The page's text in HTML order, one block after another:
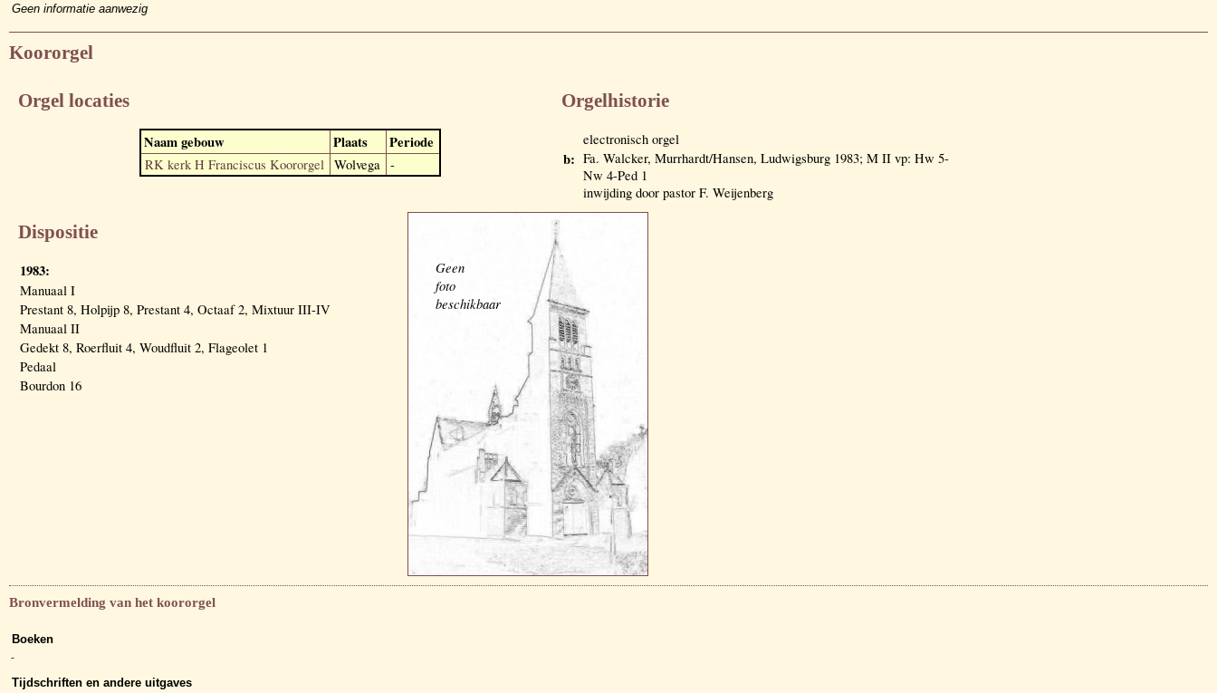
Geen informatie aanwezig
Koororgel
Orgel locaties
Naam gebouw Plaats Periode
RK kerk H Franciscus Koororgel Wolvega -
Orgelhistorie
electronisch orgel
b: Fa. Walcker, Murrhardt/Hansen, Ludwigsburg 1983; M II vp: Hw 5-
Nw 4-Ped 1
inwijding door pastor F. Weijenberg
Dispositie
1983:
Manuaal I
Prestant 8, Holpijp 8, Prestant 4, Octaaf 2, Mixtuur III-IV
Manuaal II
Gedekt 8, Roerfluit 4, Woudfluit 2, Flageolet 1
Pedaal
Bourdon 16
Geen
foto
beschikbaar
Bronvermelding van het koororgel
Boeken
-
Tijdschriften en andere uitgaves